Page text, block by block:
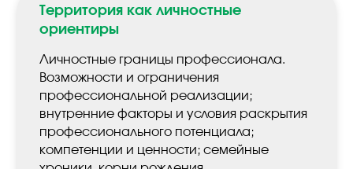
Территория как личностные
ориентиры
Личностные границы профессионала.
Возможности и ограничения
профессиональной реализации;
внутренние факторы и условия раскрытия
профессионального потенциала;
компетенции и ценности; семейные